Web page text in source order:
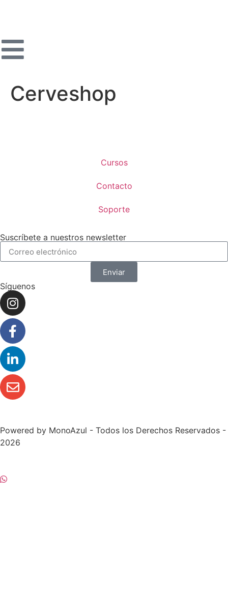
Cerveshop
Cursos
Contacto
Soporte
Suscríbete a nuestros newsletter
Enviar
Síguenos
Powered by MonoAzul - Todos los Derechos Reservados -
2026